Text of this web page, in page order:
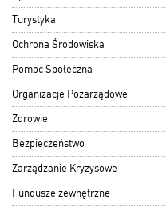
Turystyka
Ochrona Środowiska
Pomoc Społeczna
Organizacje Pozarządowe
Zdrowie
Bezpieczeństwo
Zarządzanie Kryzysowe
Fundusze zewnętrzne